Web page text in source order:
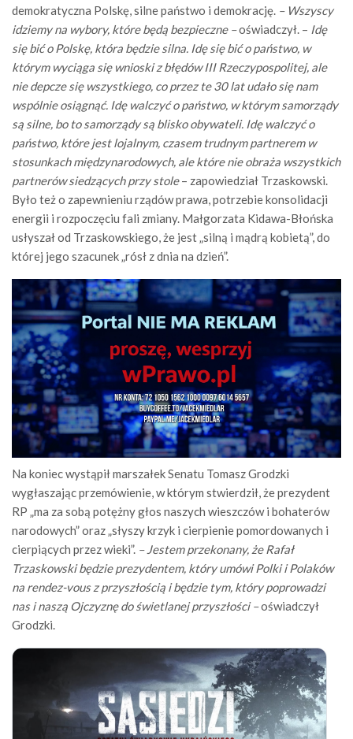
demokratyczna Polskę, silne państwo i demokrację. – Wszyscy
idziemy na wybory, które będą bezpieczne –oświadczył. – Idę
się bić o Polskę, która będzie silna. Idę się bić o państwo, w
którym wyciąga się wnioski z błędów III Rzeczypospolitej, ale
nie depcze się wszystkiego, co przez te 30 lat udało się nam
wspólnie osiągnąć. Idę walczyć o państwo, w którym samorządy
są silne, bo to samorządy są blisko obywateli. Idę walczyć o
państwo, które jest lojalnym, czasem trudnym partnerem w
stosunkach międzynarodowych, ale które nie obraża wszystkich
partnerów siedzących przy stole– zapowiedział Trzaskowski.
Było też o zapewnieniu rządów prawa, potrzebie konsolidacji
energii i rozpoczęciu fali zmiany. Małgorzata Kidawa-Błońska
usłyszał od Trzaskowskiego, że jest „silną i mądrą kobietą”, do
której jego szacunek „rósł z dnia na dzień”.
Na koniec wystąpił marszałek Senatu Tomasz Grodzki
wygłaszając przemówienie, w którym stwierdził, że prezydent
RP „ma za sobą potężny głos naszych wieszczów i bohaterów
narodowych” oraz „słyszy krzyk i cierpienie pomordowanych i
cierpiących przez wieki”. – Jestem przekonany, że Rafał
Trzaskowski będzie prezydentem, który umówi Polki i Polaków
na rendez-vous z przyszłością i będzie tym, który poprowadzi
nas i naszą Ojczyznę do świetlanej przyszłości –oświadczył
Grodzki.